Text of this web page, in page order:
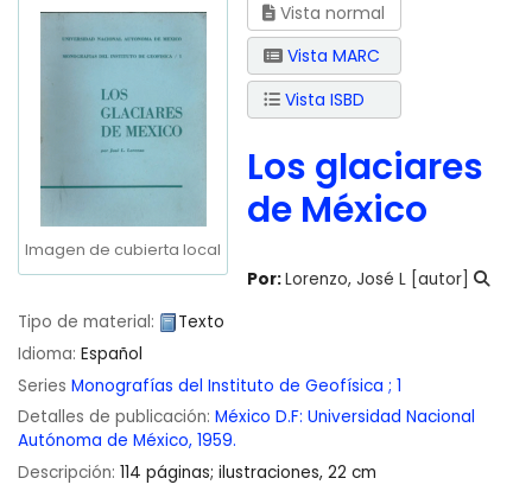
Imagen de cubierta local
Vista normal
Vista MARC
Vista ISBD
Los glaciares
de México
Por:Lorenzo, José L [autor]
Tipo de material:
Texto
Idioma: Español
Series Monografías del Instituto de Geofísica ; 1
Detalles de publicación: México D.F: Universidad Nacional
Autónoma de México, 1959.
Descripción: 114 páginas; ilustraciones, 22 cm